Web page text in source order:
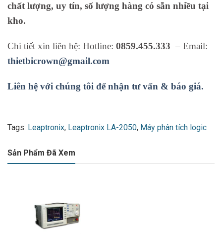
chất lượng, uy tín, số lượng hàng có sẵn nhiều tại
kho.
Chi tiết xin liên hệ: Hotline: 0859.455.333 – Email:
thietbicrown@gmail.com
Liên hệ với chúng tôi để nhận tư vấn & báo giá.
Tags: Leaptronix, Leaptronix LA-2050, Máy phân tích logic
Sản Phẩm Đã Xem